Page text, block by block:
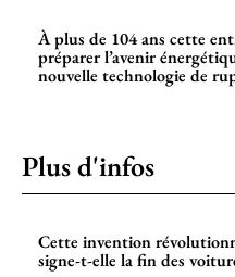
À plus de 104 ans cette
préparer l’avenir
nouvelle technologie de
Plus d'infos
Cette invention
signe-t-elle la fin des